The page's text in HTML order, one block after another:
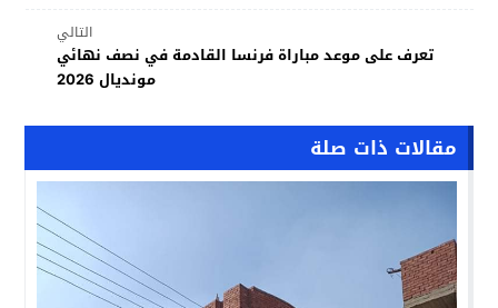
التالي
تعرف على موعد مباراة فرنسا القادمة في نصف نهائي
مونديال 2026
مقالات ذات صلة